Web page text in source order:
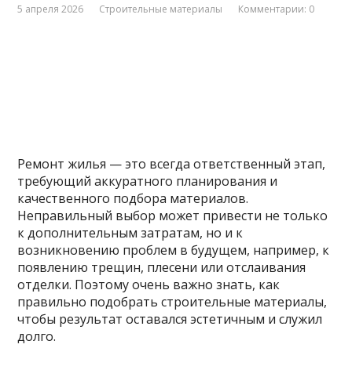
5 апреля 2026 Строительные материалы Комментарии: 0
Ремонт жилья — это всегда ответственный этап,
требующий аккуратного планирования и
качественного подбора материалов.
Неправильный выбор может привести не только
к дополнительным затратам, но и к
возникновению проблем в будущем, например, к
появлению трещин, плесени или отслаивания
отделки. Поэтому очень важно знать, как
правильно подобрать строительные материалы,
чтобы результат оставался эстетичным и служил
долго.